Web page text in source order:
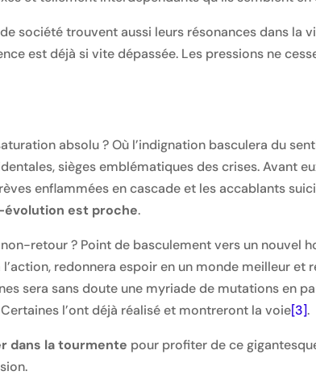
société trouvent aussi leurs résonances dans la
est déjà si vite dépassée. Les pressions ne
absolu ? Où l’indignation basculera du
sièges emblématiques des crises. Avant
enflammées en cascade et les accablants
évolution est proche.
retour ? Point de basculement vers un nouvel
redonnera espoir en un monde meilleur
sera sans doute une myriade de mutations en
l’ont déjà réalisé et montreront la voie[3].
dans la tourmente pour profiter de ce